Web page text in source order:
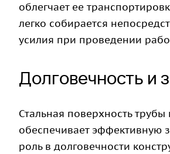
облегчает ее
легко собирается
усилия при проведении
Долговечность и
Стальная поверхность
обеспечивает эффективную
роль в долговечности